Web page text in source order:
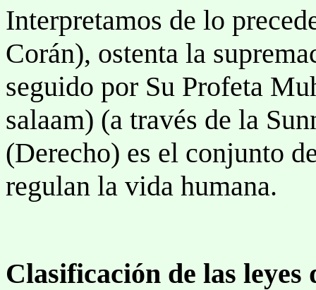
Interpretamos de lo
Corán), ostenta la
seguido por Su Profeta
salaam) (a través de la
(Derecho) es el conjunto
regulan la vida humana.
Clasificación de las leyes